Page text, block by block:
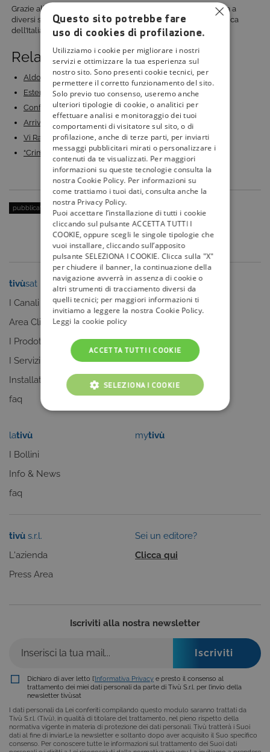
Grazie alla sua intensa carriera come giornalista, ha dato vita a
diversi saggi sulle vicende che hanno segnato la storia politica
dell’Italia.
Related Posts:
Aldo Moro - Il Professore: su Rai 1 il docufilm…
Esterno Notte: la serie su Aldo Moro dal 14 novembre…
Confessione Reporter: Stella Pende conclude il ciclo…
Arriva su Rai 1 ‘La Fortuna’: tutto ciò che c’è da…
Vi Racconto, la rubrica di Enrico Vanzina su Cine34:…
“Crimini Italiani” debutta su NOVE in prima tv…
pubblicato il: | categoria:
tivùsat
I Canali
Area Clienti
I Prodotti
I Servizi
Installatori
faq
tivùla guida
I programmi
La Guida +
faq
lativù
I Bollini
Info & News
faq
mytivù
tivù s.r.l.
L'azienda
Press Area
Sei un editore?
Clicca qui
Iscriviti alla nostra newsletter
Dichiaro di aver letto l’Informativa Privacy e presto il consenso al
trattamento dei miei dati personali da parte di Tivù S.r.l. per l’invio della
newsletter tivùsat
I dati personali da Lei conferiti compilando questo modulo saranno trattati da
Tivù S.r.l. (Tivù), in qualità di titolare del trattamento, nel pieno rispetto della
normativa vigente in materia di protezione dei dati personali. Tivù tratterà i Suoi
dati al fine di inviarLe la newsletter e soltanto dopo aver acquisito il Suo specifico
consenso. Per conoscere tutte le informazioni sul trattamento dei Suoi dati
Questo sito potrebbe fare
uso di cookies di profilazione.
Utilizziamo i cookie per migliorare i nostri
servizi e ottimizzare la tua esperienza sul
nostro sito. Sono presenti cookie tecnici, per
permettere il corretto funzionamento del sito.
Solo previo tuo consenso, useremo anche
ulteriori tipologie di cookie, o analitici per
effettuare analisi e monitoraggio dei tuoi
comportamenti di visitatore sul sito, o di
profilazione, anche di terze parti, per inviarti
messaggi pubblicitari mirati o personalizzare i
contenuti da te visualizzati. Per maggiori
informazioni su queste tecnologie consulta la
nostra Cookie Policy. Per informazioni su
come trattiamo i tuoi dati, consulta anche la
nostra Privacy Policy.
Puoi accettare l’installazione di tutti i cookie
cliccando sul pulsante ACCETTA TUTTI I
COOKIE, oppure scegli le singole tipologie che
vuoi installare, cliccando sull’apposito
pulsante SELEZIONA I COOKIE. Clicca sulla "X"
per chiudere il banner, la continuazione della
navigazione avverrà in assenza di cookie o
altri strumenti di tracciamento diversi da
quelli tecnici; per maggiori informazioni ti
invitiamo a leggere la nostra Cookie Policy.
Leggi la cookie policy
ACCETTA TUTTI I COOKIE
SELEZIONA I COOKIE
COOKIE TECNICI
COOKIE ANALITICI
Cookie analitici
Cookie di profilazione
Funzionalità
navigazione, che costituiscono una richiesta di
servizi ai sensi di legge, come la corretta
visualizzazione del sito e dei suoi contenuti.
Inoltre, ti permetteranno di navigare sul sito
ricordando le scelte e in base ai criteri da te
selezionati (es. lingua, prodotti presenti nel
carrello). È possibile impostare il browser per
bloccare i cookie tecnici o essere avvisati
riguardo alla loro installazione, ma in tal caso
correttamente. Questi cookie non archiviano, di
norma, dati personali.
Nome
Provider /
Scadenza Descrizione